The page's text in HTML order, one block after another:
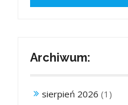
Archiwum:
sierpień 2026 (1)